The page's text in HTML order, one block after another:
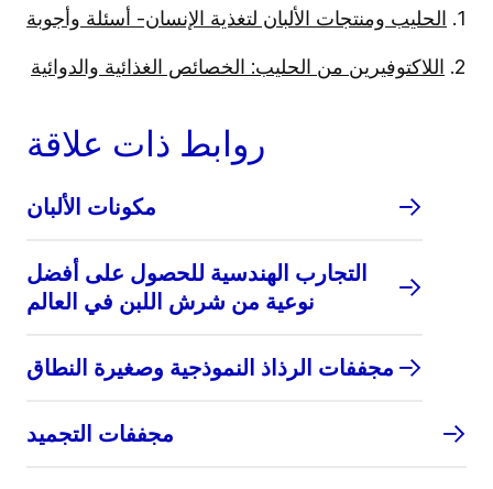
1. الحليب ومنتجات الألبان لتغذية الإنسان- أسئلة وأجوبة
2. اللاكتوفيرين من الحليب: الخصائص الغذائية والدوائية
روابط ذات علاقة
مكونات الألبان
التجارب الهندسية للحصول على أفضل
نوعية من شرش اللبن في العالم
مجففات الرذاذ النموذجية وصغيرة النطاق
مجففات التجميد